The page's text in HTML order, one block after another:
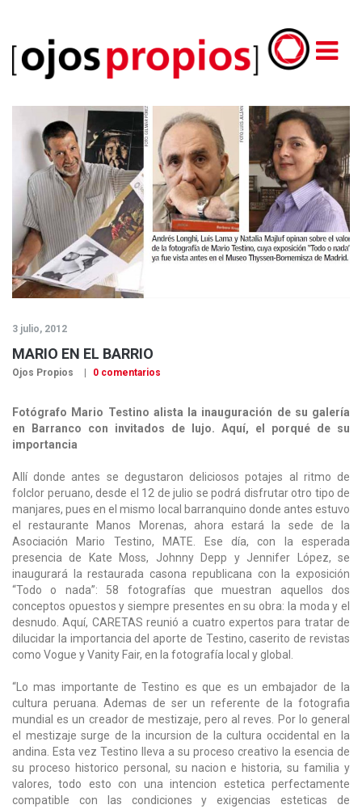
3 julio, 2012
MARIO EN EL BARRIO
Ojos Propios 0 comentarios
Fotógrafo Mario Testino alista la inauguración de su galería
en Barranco con invitados de lujo. Aquí, el porqué de su
importancia
Allí donde antes se degustaron deliciosos potajes al ritmo de
folclor peruano, desde el 12 de julio se podrá disfrutar otro tipo de
manjares, pues en el mismo local barranquino donde antes estuvo
el restaurante Manos Morenas, ahora estará la sede de la
Asociación Mario Testino, MATE. Ese día, con la esperada
presencia de Kate Moss, Johnny Depp y Jennifer López, se
inaugurará la restaurada casona republicana con la exposición
“Todo o nada”: 58 fotografías que muestran aquellos dos
conceptos opuestos y siempre presentes en su obra: la moda y el
desnudo. Aquí, CARETAS reunió a cuatro expertos para tratar de
dilucidar la importancia del aporte de Testino, caserito de revistas
como Vogue y Vanity Fair, en la fotografía local y global.
“Lo mas importante de Testino es que es un embajador de la
cultura peruana. Ademas de ser un referente de la fotografia
mundial es un creador de mestizaje, pero al reves. Por lo general
el mestizaje surge de la incursion de la cultura occidental en la
andina. Esta vez Testino lleva a su proceso creativo la esencia de
su proceso historico personal, su nacion e historia, su familia y
valores, todo esto con una intencion estetica perfectamente
compatible con las condiciones y exigencias esteticas de